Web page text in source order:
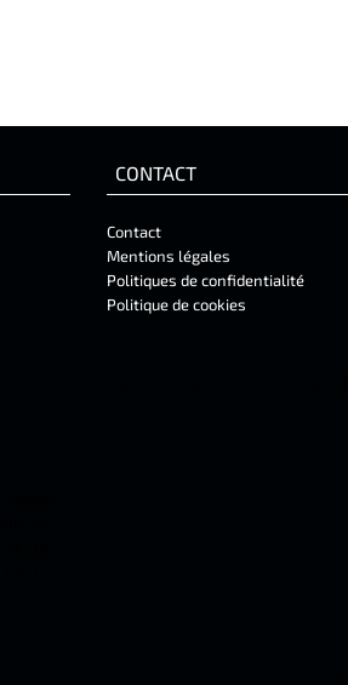
CONTACT
Contact
Mentions légales
Politiques de confidentialité
Politique de cookies